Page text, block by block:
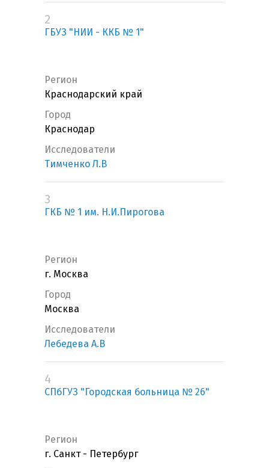
2
ГБУЗ "НИИ - ККБ № 1"
Регион
Краснодарский край
Город
Краснодар
Исследователи
Тимченко Л.В
3
ГКБ № 1 им. Н.И.Пирогова
Регион
г. Москва
Город
Москва
Исследователи
Лебедева А.В
4
СПбГУЗ "Городская больница № 26"
Регион
г. Санкт - Петербург